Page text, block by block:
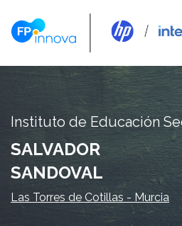
Instituto de Educación
SALVADOR
SANDOVAL
Las Torres de Cotillas - Murcia